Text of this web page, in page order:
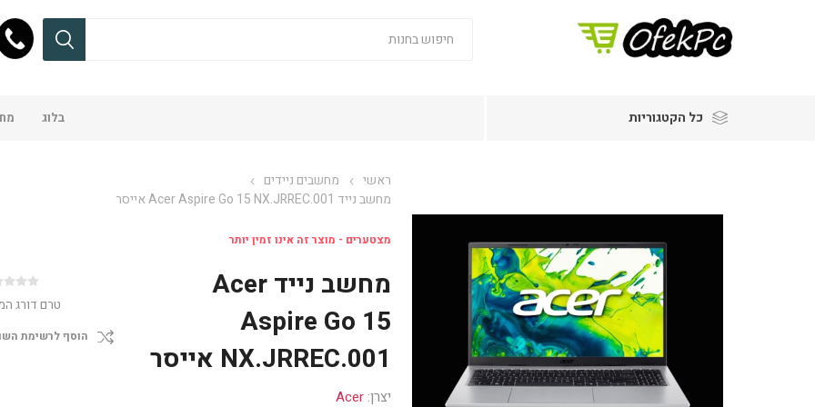
כל הקטגוריות בלוג
ראשי
מחשבים ניידים
מחשב נייד Acer Aspire Go 15 NX.JRREC.001 אייסר
מצטערים - מוצר זה אינו זמין יותר
מחשב נייד Acer
Aspire Go 15
NX.JRREC.001 אייסר
יצרן: Acer
טרם דורג
הוסף לרשימת